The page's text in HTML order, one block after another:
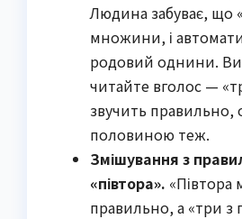
Людина забуває, що
множини, і
родовий однини.
читайте вголос —
звучить правильно,
половиною теж.
Змішування з
«півтора». «Півтора
правильно, а «три